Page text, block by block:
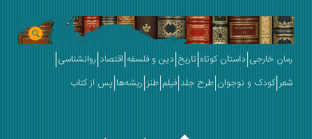
خارجی داستان کوتاه تاریخ دین و فلسفه اقتصاد روانشناسی
کودک و نوجوان طرح جلد فیلم طنز ریشه‌ها پس از کتاب